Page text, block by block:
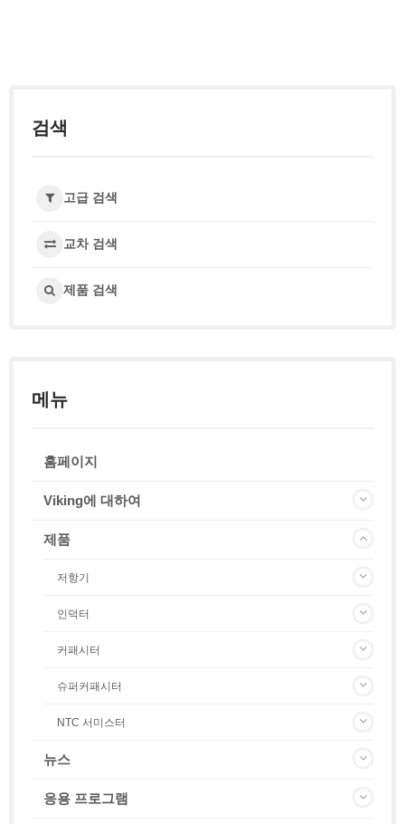
검색
고급 검색
교차 검색
제품 검색
메뉴
홈페이지
Viking에 대하여
제품
저항기
인덕터
커패시터
슈퍼커패시터
NTC 서미스터
뉴스
응용 프로그램